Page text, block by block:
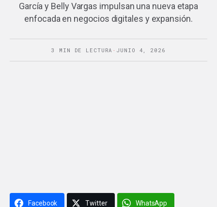
García y Belly Vargas impulsan una nueva etapa
enfocada en negocios digitales y expansión.
3 MIN DE LECTURA · JUNIO 4, 2026
Facebook Twitter WhatsApp